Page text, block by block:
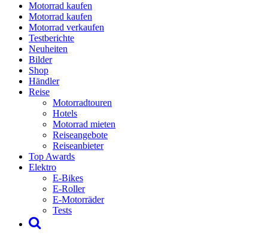
Motorrad kaufen
Motorrad kaufen
Motorrad verkaufen
Testberichte
Neuheiten
Bilder
Shop
Händler
Reise
Motorradtouren
Hotels
Motorrad mieten
Reiseangebote
Reiseanbieter
Top Awards
Elektro
E-Bikes
E-Roller
E-Motorräder
Tests